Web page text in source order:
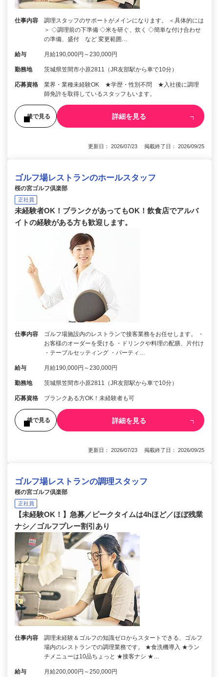
仕事内容
調理スタッフのサポートがメインになります。 ＜具体的には
＞ ◇調理前の下準備 ◇米を研ぐ、炊く ◇簡単な付け合わせ
の準備、盛付 など 変更範囲…
給与 月給190,000円～230,000円
勤務地 茨城県笠間市小原2811（JR友部駅から車で10分）
応募資格
業界・業種未経験OK ★学歴・性別不問 ★入社後に調理
師免許を取得しているスタッフもいます。
後で見る 詳細を見る
更新日： 2026/07/23 掲載終了日： 2026/09/25
ゴルフ場レストランのホールスタッフ
桜の宮ゴルフ倶楽部
正社員
未経験者OK！ブランクがあってもOK！飲食店でアルバ
イトの経験がある方も歓迎します。
仕事内容
ゴルフ場施設内のレストランで接客業務をお任せします。 ・
お客様のオーダーを受ける ・ドリンクや料理の配膳、片付け
・テーブルセッティング ・パーティ…
給与 月給190,000円～230,000円
勤務地 茨城県笠間市小原2811（JR友部駅から車で10分）
応募資格 ブランクある方OK！未経験者も可
後で見る 詳細を見る
更新日： 2026/07/23 掲載終了日： 2026/09/25
ゴルフ場レストランの調理スタッフ
桜の宮ゴルフ倶楽部
正社員
【未経験OK！】急募／ピークタイムは4hほど／ほぼ残業
ナシ／ゴルフプレー割引あり
仕事内容
調理未経験＆ゴルフの知識ゼロからスタートできる、ゴルフ
場内のレストランでの調理業務です。 ★食洗機導入 ★ラン
チメニューは10品ちょっと ★接客ナシ ★…
給与 月給200,000円～250,000円